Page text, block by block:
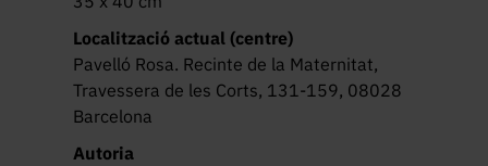
Localització actual (centre)
Pavelló Rosa. Recinte de la Maternitat,
Travessera de les Corts, 131-159, 08028
Barcelona
Autoria